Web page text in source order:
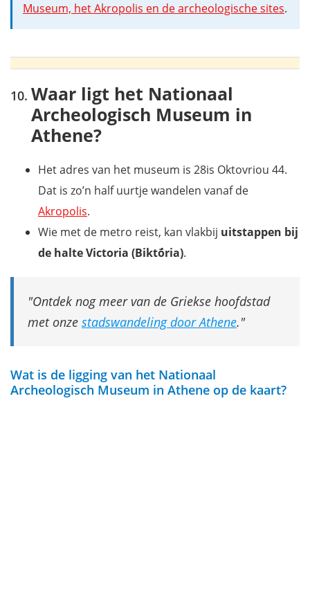
Museum, het Akropolis en de archeologische sites.
Waar ligt het Nationaal
Archeologisch Museum in
Athene?
Het adres van het museum is 28is Oktovriou 44.
Dat is zo’n half uurtje wandelen vanaf de
Akropolis.
Wie met de metro reist, kan vlakbij uitstappen bij
de halte Victoria (Biktṓria).
Ontdek nog meer van de Griekse hoofdstad
met onze stadswandeling door Athene.
Wat is de ligging van het Nationaal
Archeologisch Museum in Athene op de kaart?